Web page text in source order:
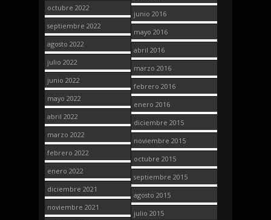
octubre 2022
septiembre 2022
agosto 2022
julio 2022
junio 2022
mayo 2022
abril 2022
marzo 2022
febrero 2022
enero 2022
diciembre 2021
noviembre 2021
junio 2016
mayo 2016
abril 2016
marzo 2016
febrero 2016
enero 2016
diciembre 2015
noviembre 2015
octubre 2015
septiembre 2015
agosto 2015
julio 2015